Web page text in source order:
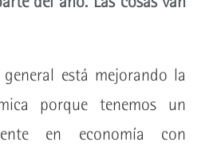
general está mejorando la
porque tenemos un
en economía con